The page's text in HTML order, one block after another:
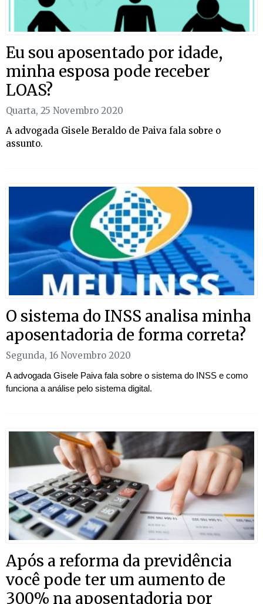
Eu sou aposentado por idade,
minha esposa pode receber
LOAS?
Quarta, 25 Novembro 2020
A advogada Gisele Beraldo de Paiva fala sobre o
assunto.
O sistema do INSS analisa minha
aposentadoria de forma correta?
Segunda, 16 Novembro 2020
A advogada Gisele Paiva fala sobre o sistema do INSS e como
funciona a análise pelo sistema digital.
Após a reforma da previdência
você pode ter um aumento de
300% na aposentadoria por